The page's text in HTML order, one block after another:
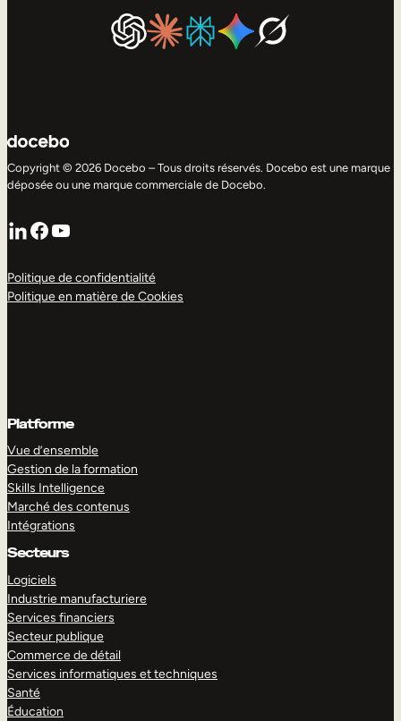
Copyright © 2026 Docebo – Tous droits réservés. Docebo est une marque
déposée ou une marque commerciale de Docebo.
LinkedIn
Facebook
YouTube
Politique de confidentialité
Politique en matière de Cookies
Platforme
Vue d’ensemble
Gestion de la formation
Skills Intelligence
Marché des contenus
Intégrations
Secteurs
Logiciels
Industrie manufacturiere
Services financiers
Secteur publique
Commerce de détail
Services informatiques et techniques
Santé
Éducation